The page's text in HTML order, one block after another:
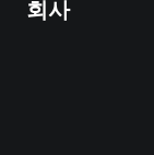
조항
회사